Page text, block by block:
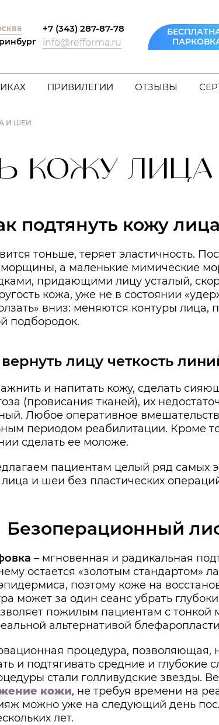
+7 (343) 287-87-78
info@refforma.ru
ПРИВИЛЕГИИ ОТЗЫВЫ
И ШЕИ
КОЖУ
подтянуть кожу
тоньше, теряет эластичность.
а маленькие мимические
придающими лицу усталый,
кожа, уже не в состоянии
вниз: меняются контуры лица,
подбородок.
лицу четкость
и напитать кожу, сделать
(провисания тканей), их
Любое оперативное
периодом реабилитации. Кроме
сделать ее моложе.
пациентам целый ряд самых
и шеи без пластических
Безоперационный
– мгновенная и радикальная
остается «золотым стандартом»
поэтому коже на
может за один сеанс убрать
пожилым пациентам с
альтернативой
процедура, позволяющая,
и подтягивать средние и глубокие
стали голливудские звезды.
кожи, не требуя времени на
можно уже на следующий день
лет.